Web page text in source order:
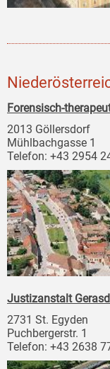
Forensisch-
2013 Göllersdorf
Mühlbachgasse 1
Telefon: +43 2954
Justizanstalt
2731 St. Egyden
Puchbergerstr. 1
Telefon: +43 2638